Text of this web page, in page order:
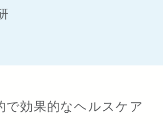
で効果的なヘルスケア